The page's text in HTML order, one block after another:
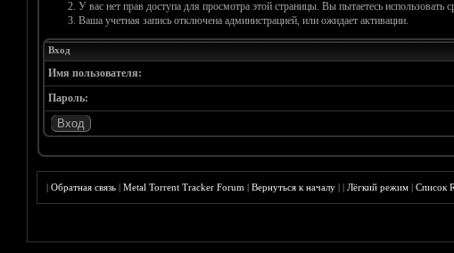
У вас нет прав доступа для просмотра этой страницы. Вы пытаетесь
Ваша учетная запись отключена администрацией, или ожидает активации.
Вход
Имя пользователя:
Пароль:
|Обратная связь |Metal Torrent Tracker Forum |Вернуться к началу ||Лёгкий режим |Список